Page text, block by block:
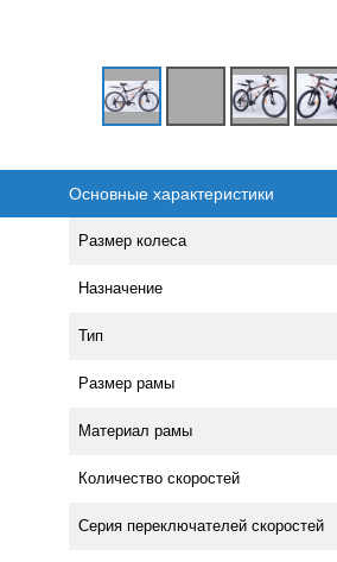
Основные характеристики
Размер колеса
Назначение
Тип
Размер рамы
Материал рамы
Количество скоростей
Серия переключателей скоростей